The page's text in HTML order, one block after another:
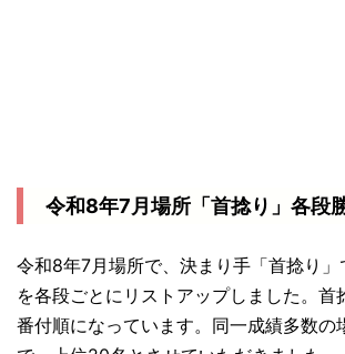
令和8年7月場所「首捻り」各段
令和8年7月場所で、決まり手「首捻り
を各段ごとにリストアップしました。首
番付順になっています。同一成績多数の